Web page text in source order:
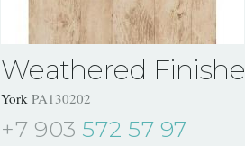
Weathered Finishes
York PA130202
+7 903 572 57 97